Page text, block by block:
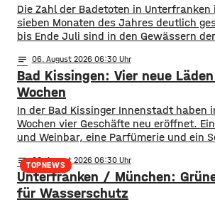
Die Zahl der Badetoten in
sieben Monaten des Jahres deutlich
bis Ende Juli sind in den Gewässern
waren es drei. Diese Zahlen teilte die
bayernweit ist die Zahl der Badetoten
im Freistaat die
notes 06. August 2026 06:30
Bad Kissingen: Vier neue
Wochen
In der Bad Kissinger Innenstadt haben
Wochen vier Geschäfte neu eröffnet.
und Weinbar, eine Parfümerie und ein
Kissingens Oberbürgermeister Dirk
Wirtschaftsförderer der Stadt
damit ihr Engagement und den aktuellen
TOPNEWS
notes 06. August 2026 06:30
Unterfranken / München:
für Wasserschutz